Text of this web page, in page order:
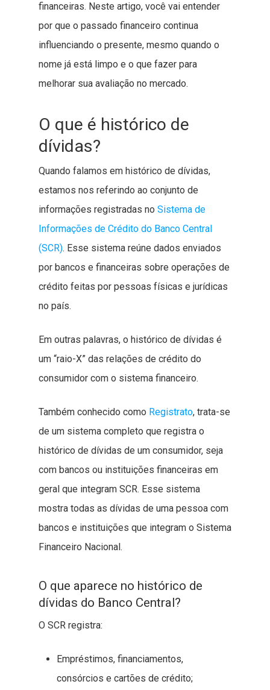
financeiras. Neste artigo, você vai entender
por que o passado financeiro continua
influenciando o presente, mesmo quando o
nome já está limpo e o que fazer para
melhorar sua avaliação no mercado.
O que é histórico de
dívidas?
Quando falamos em histórico de dívidas,
estamos nos referindo ao conjunto de
informações registradas no Sistema de
Informações de Crédito do Banco Central
(SCR). Esse sistema reúne dados enviados
por bancos e financeiras sobre operações de
crédito feitas por pessoas físicas e jurídicas
no país.
Em outras palavras, o histórico de dívidas é
um “raio-X” das relações de crédito do
consumidor com o sistema financeiro.
Também conhecido como Registrato, trata-se
de um sistema completo que registra o
histórico de dívidas de um consumidor, seja
com bancos ou instituições financeiras em
geral que integram SCR. Esse sistema
mostra todas as dívidas de uma pessoa com
bancos e instituições que integram o Sistema
Financeiro Nacional.
O que aparece no histórico de
dívidas do Banco Central?
O SCR registra:
Empréstimos, financiamentos,
consórcios e cartões de crédito;